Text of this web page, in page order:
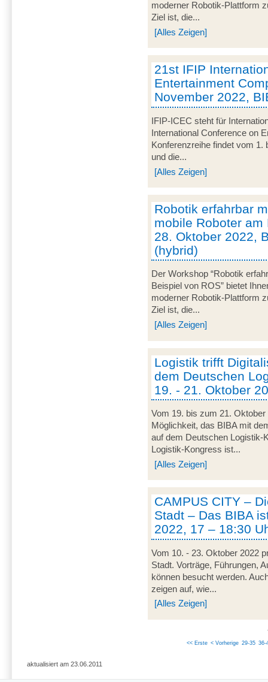
moderner Robotik-Plattform
Ziel ist, die...
[Alles Zeigen]
21st IFIP
Entertainment
November 2022,
IFIP-ICEC steht für
International Conference on
Konferenzreihe findet vom
und die...
[Alles Zeigen]
Robotik erfahrbar
mobile Roboter
28. Oktober 2022,
(hybrid)
Der Workshop “Robotik
Beispiel von ROS” bietet
moderner Robotik-Plattform
Ziel ist, die...
[Alles Zeigen]
Logistik trifft
dem Deutschen
19. - 21. Oktober
Vom 19. bis zum 21.
Möglichkeit, das BIBA mit
auf dem Deutschen Logistik-
Logistik-Kongress ist...
[Alles Zeigen]
CAMPUS CITY –
Stadt – Das BIBA
2022, 17 – 18:30
Vom 10. - 23. Oktober 2022
Stadt. Vorträge, Führungen,
können besucht werden.
zeigen auf, wie...
[Alles Zeigen]
<< Erste < Vorherige 29-35 36-
aktualisiert am 23.06.2011